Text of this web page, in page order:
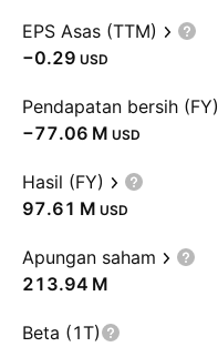
EPS Asas (TTM)
−0.29 USD
Pendapatan bersih (FY)
‪−77.06 M‬ USD
Hasil (FY)
‪97.61 M‬ USD
Apungan saham
‪213.94 M‬
Beta (1T)